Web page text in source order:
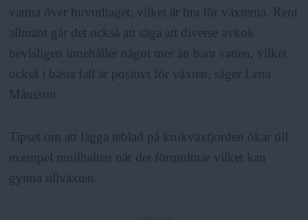
vattna över huvudtaget, vilket är bra för växterna. Rent
allmänt går det också att säga att diverse avkok
bevisligen innehåller något mer än bara vatten, vilket
också i bästa fall är positivt för växten, säger Lena
Månsson.
Tipset om att lägga teblad på krukväxtjorden ökar till
exempel mullhalten när det förmultnar vilket kan
gynna tillväxten.